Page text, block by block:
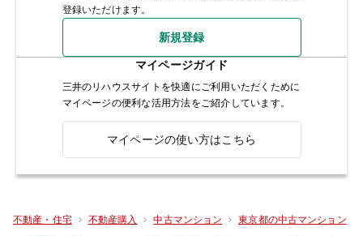
登録いただけます。
新規登録
マイページガイド
三井のリハウスサイトを快適にご利用いただくために
マイページの便利な活用方法をご紹介しています。
マイページの使い方はこちら
不動産・住宅 不動産購入 中古マンション 東京都の中古マンション